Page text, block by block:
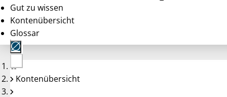
Gut zu wissen
Kontenübersicht
Glossar
Keine
Konten
Kontenübersicht